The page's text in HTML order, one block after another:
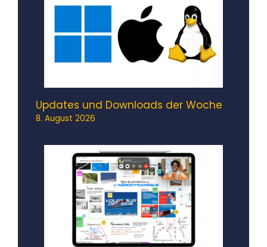
Updates und Downloads der Woche
8. August 2026